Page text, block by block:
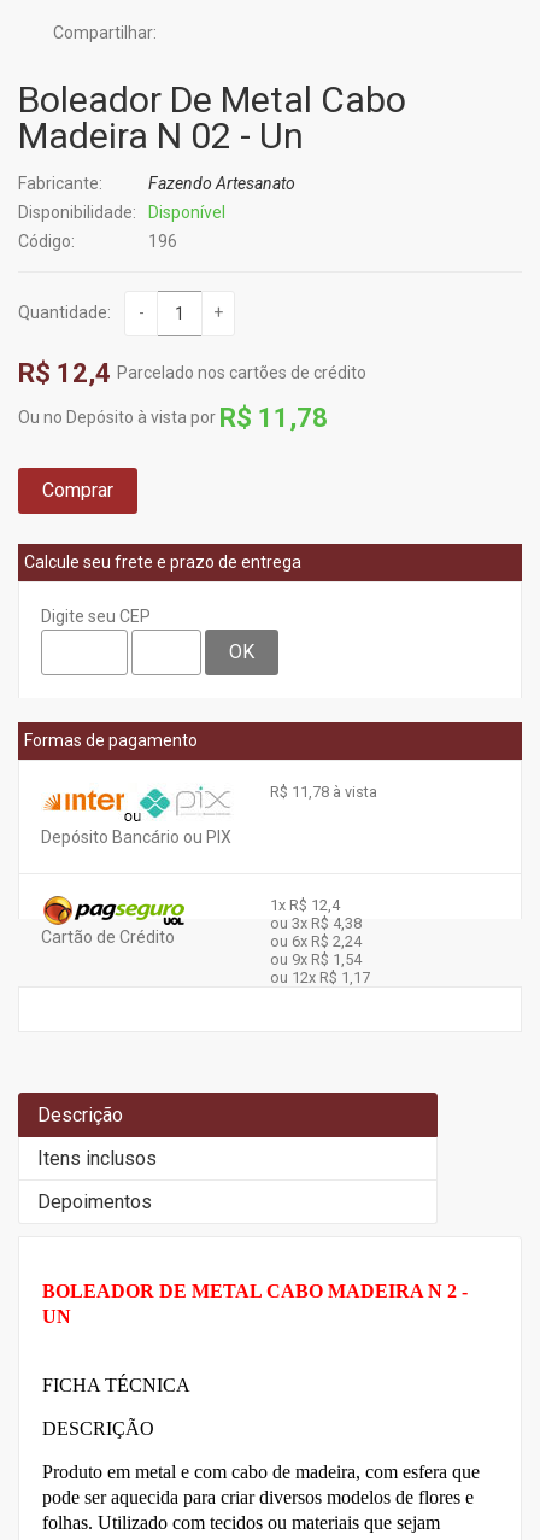
Compartilhar:
Boleador De Metal Cabo
Madeira N 02 - Un
Fabricante:
Fazendo Artesanato
Disponibilidade:
Disponível
Código:
196
Quantidade: - +
R$ 12,4 Parcelado nos cartões de crédito
Ou no Depósito à vista por R$ 11,78
Comprar
Calcule seu frete e prazo de entrega
Digite seu CEP
OK
Formas de pagamento
Depósito Bancário ou PIX
R$ 11,78 à vista
Cartão de Crédito
1x R$ 12,4
ou 3x R$ 4,38
ou 6x R$ 2,24
ou 9x R$ 1,54
ou 12x R$ 1,17
Descrição
Itens inclusos
Depoimentos
BOLEADOR DE METAL CABO MADEIRA N 2 -
UN
FICHA TÉCNICA
DESCRIÇÃO
Produto em metal e com cabo de madeira, com esfera que
pode ser aquecida para criar diversos modelos de flores e
folhas. Utilizado com tecidos ou materiais que sejam